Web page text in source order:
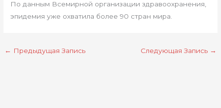
По данным Всемирной организации здравоохранения,
эпидемия уже охватила более 90 стран мира.
← Предыдущая Запись Следующая Запись →